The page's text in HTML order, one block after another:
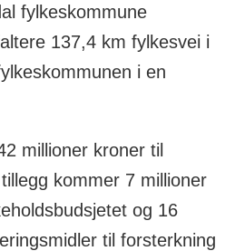
fylkeskommune
137,4 km fylkesvei i
i en
millioner kroner til
kommer 7 millioner
og 16
til forsterkning